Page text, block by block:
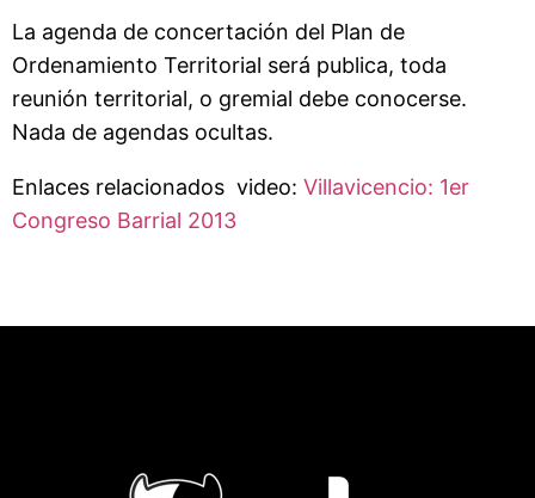
La agenda de concertación del Plan de
Ordenamiento Territorial será publica, toda
reunión territorial, o gremial debe conocerse.
Nada de agendas ocultas.
Enlaces relacionados video: Villavicencio: 1er
Congreso Barrial 2013